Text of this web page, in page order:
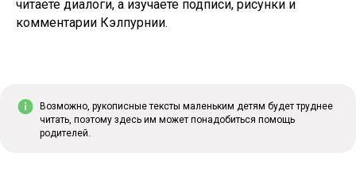
читаете диалоги, а изучаете подписи, рисунки и
комментарии Кэлпурнии.
Возможно, рукописные тексты маленьким детям будет труднее
читать, поэтому здесь им может понадобиться помощь
родителей.